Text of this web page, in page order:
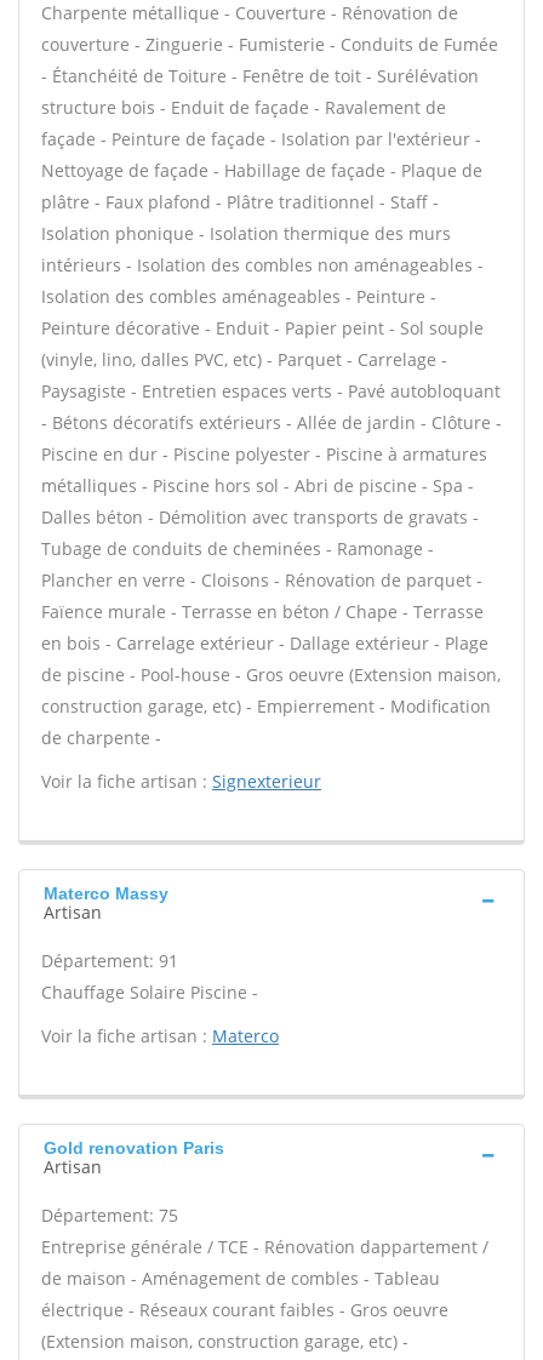
Charpente métallique - Couverture - Rénovation de
couverture - Zinguerie - Fumisterie - Conduits de Fumée
- Étanchéité de Toiture - Fenêtre de toit - Surélévation
structure bois - Enduit de façade - Ravalement de
façade - Peinture de façade - Isolation par l'extérieur -
Nettoyage de façade - Habillage de façade - Plaque de
plâtre - Faux plafond - Plâtre traditionnel - Staff -
Isolation phonique - Isolation thermique des murs
intérieurs - Isolation des combles non aménageables -
Isolation des combles aménageables - Peinture -
Peinture décorative - Enduit - Papier peint - Sol souple
(vinyle, lino, dalles PVC, etc) - Parquet - Carrelage -
Paysagiste - Entretien espaces verts - Pavé autobloquant
- Bétons décoratifs extérieurs - Allée de jardin - Clôture -
Piscine en dur - Piscine polyester - Piscine à armatures
métalliques - Piscine hors sol - Abri de piscine - Spa -
Dalles béton - Démolition avec transports de gravats -
Tubage de conduits de cheminées - Ramonage -
Plancher en verre - Cloisons - Rénovation de parquet -
Faïence murale - Terrasse en béton / Chape - Terrasse
en bois - Carrelage extérieur - Dallage extérieur - Plage
de piscine - Pool-house - Gros oeuvre (Extension maison,
construction garage, etc) - Empierrement - Modification
de charpente -
Voir la fiche artisan : Signexterieur
Materco Massy
Artisan
Département: 91
Chauffage Solaire Piscine -
Voir la fiche artisan : Materco
Gold renovation Paris
Artisan
Département: 75
Entreprise générale / TCE - Rénovation dappartement /
de maison - Aménagement de combles - Tableau
électrique - Réseaux courant faibles - Gros oeuvre
(Extension maison, construction garage, etc) -